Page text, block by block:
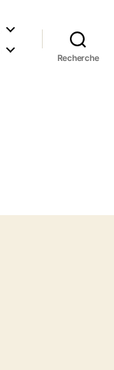
Recherche